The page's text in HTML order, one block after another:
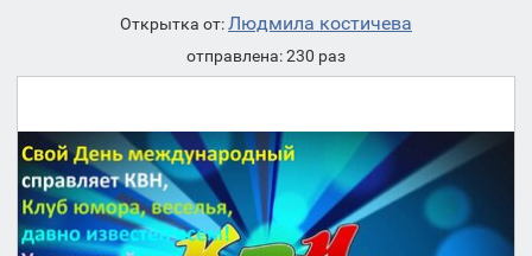
Открытка от:Людмила костичева
отправлена: 230 раз